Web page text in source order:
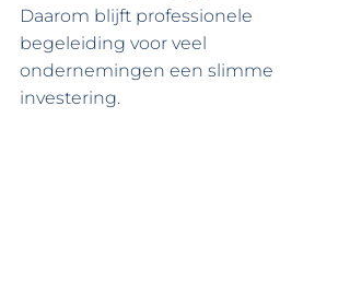
Daarom blijft professionele
begeleiding voor veel
ondernemingen een slimme
investering.